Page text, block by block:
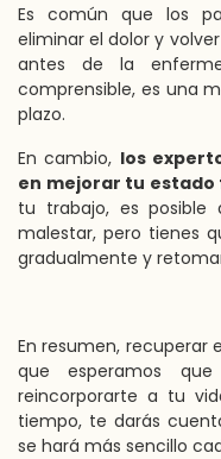
Es común que los
eliminar el dolor y
antes de la
comprensible, es una
plazo.
En cambio, los
en mejorar tu estado
tu trabajo, es posible
malestar, pero tienes
gradualmente y
En resumen, recuperar
que esperamos que
reincorporarte a tu
tiempo, te darás
se hará más sencillo